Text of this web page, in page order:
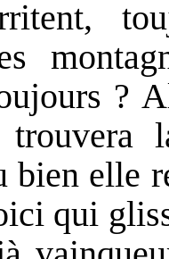
?
bien elle
qui